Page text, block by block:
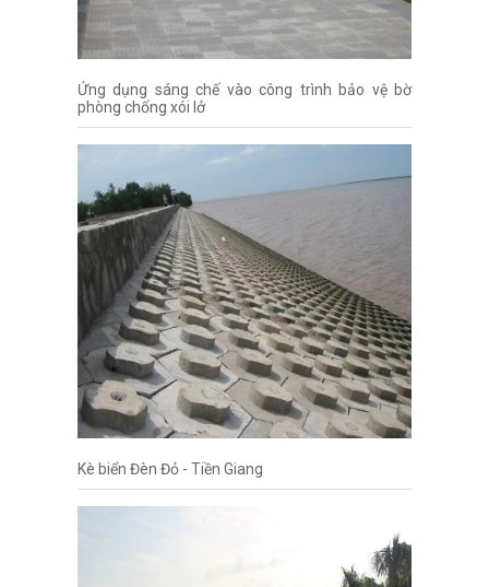
Ứng dụng sáng chế vào công trình bảo vệ bờ
phòng chống xói lở
Kè biển Đèn Đỏ - Tiền Giang